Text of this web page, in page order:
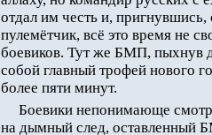
отдал им честь и,
пулемётчик, всё это время не
боевиков. Тут же БМП, пыхнув
собой главный трофей нового
более пяти минут.
Боевики непонимающе
на дымный след, оставленный